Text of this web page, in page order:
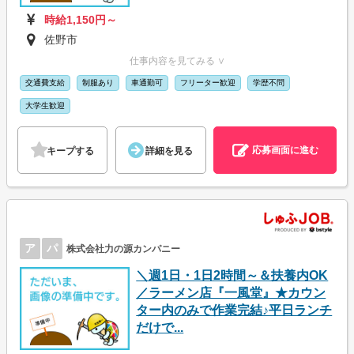
時給1,150円～
佐野市
仕事内容を見てみる ∨
交通費支給 制服あり 車通勤可 フリーター歓迎 学歴不問
大学生歓迎
キープする 詳細を見る 応募画面に進む
ア パ 株式会社力の源カンパニー
＼週1日・1日2時間～＆扶養内OK
／ラーメン店『一風堂』★カウン
ター内のみで作業完結♪平日ランチ
だけで...